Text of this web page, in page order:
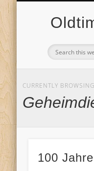
CURRENTLY
100